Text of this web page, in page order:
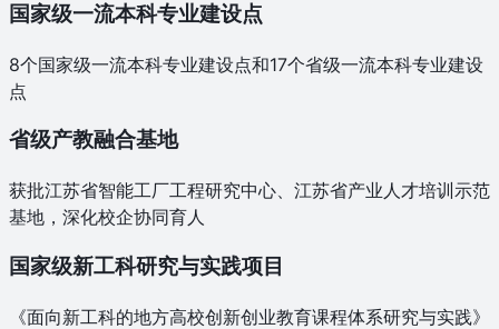
国家级一流本科专业建设点
8个国家级一流本科专业建设点和17个省级一流本科专业建设
点
省级产教融合基地
获批江苏省智能工厂工程研究中心、江苏省产业人才培训示范
基地，深化校企协同育人
国家级新工科研究与实践项目
《面向新工科的地方高校创新创业教育课程体系研究与实践》